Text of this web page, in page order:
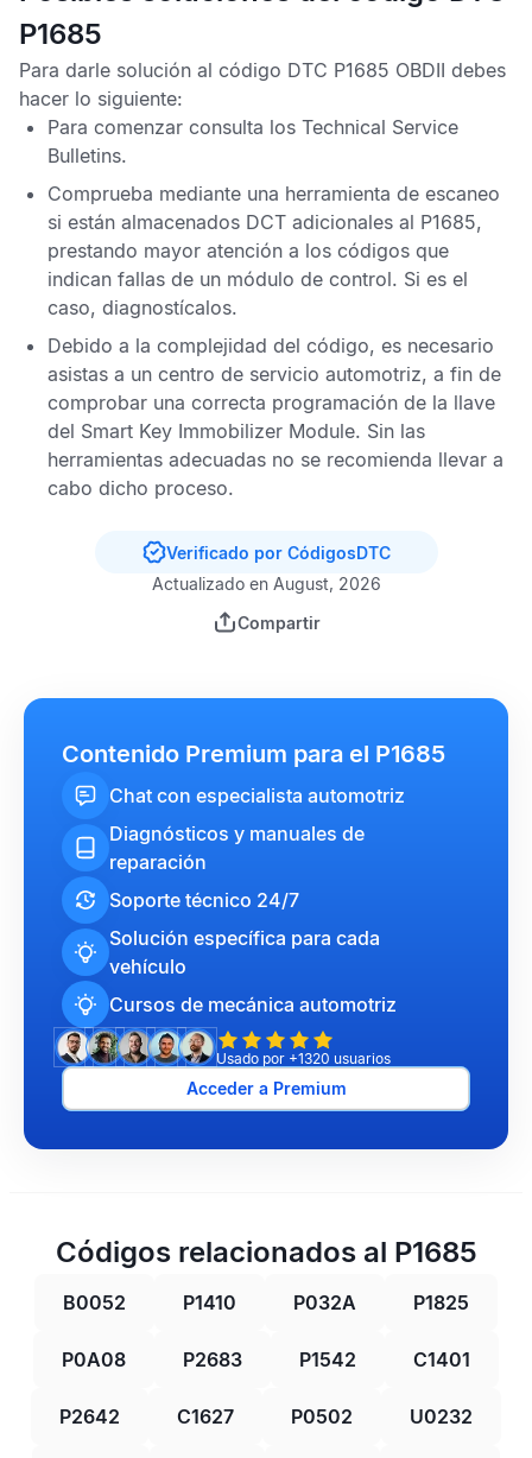
P1685
Para darle solución al código DTC P1685 OBDII debes
hacer lo siguiente:
Para comenzar consulta los Technical Service
Bulletins.
Comprueba mediante una herramienta de escaneo
si están almacenados DCT adicionales al P1685,
prestando mayor atención a los códigos que
indican fallas de un módulo de control. Si es el
caso, diagnostícalos.
Debido a la complejidad del código, es necesario
asistas a un centro de servicio automotriz, a fin de
comprobar una correcta programación de la llave
del Smart Key Immobilizer Module. Sin las
herramientas adecuadas no se recomienda llevar a
cabo dicho proceso.
Verificado por CódigosDTC
Actualizado en August, 2026
Compartir
Contenido Premium para el P1685
Chat con especialista automotriz
Diagnósticos y manuales de
reparación
Soporte técnico 24/7
Solución específica para cada
vehículo
Cursos de mecánica automotriz
Usado por +1320 usuarios
Acceder a Premium
Códigos relacionados al P1685
B0052 P1410 P032A P1825
P0A08 P2683 P1542 C1401
P2642 C1627 P0502 U0232